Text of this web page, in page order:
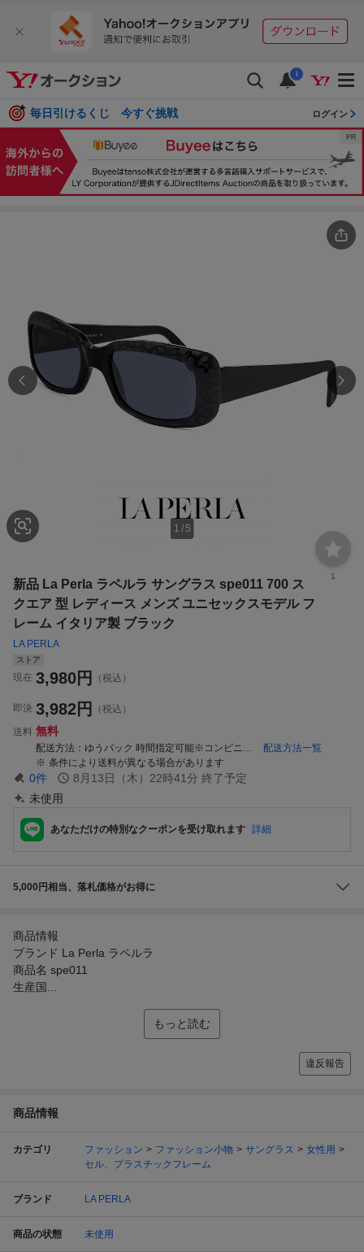
i
毎日引けるくじ 今すぐ挑戦 ログイン
1 / 5
1
新品 La Perla ラペルラ サングラス spe011 700 ス
クエア 型 レディース メンズ ユニセックスモデル フ
レーム イタリア製 ブラック
LA PERLA
ストア
現在 3,980円 （税込）
即決 3,982円
（税込）
送料 無料
配送方法 ゆうパック 時間指定可能※コンビニ・銀行振り込みは日時指定不可
配送方法一覧
条件により送料が異なる場合があります
0件 8月13日（木）22時41分 終了予定
未使用
あなただけの特別なクーポンを受け取れます 詳細
5,000円相当、落札価格がお得に
商品情報
ブランド La Perla ラペルラ
商品名 spe011
生産国...
もっと読む
違反報告
商品情報
カテゴリ ファッション ファッション小物 サングラス
女性用
セル、プラスチックフレーム
ブランド LA PERLA
商品の状態 未使用